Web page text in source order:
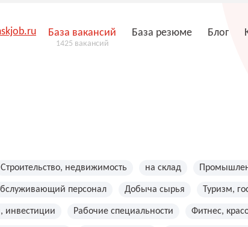
База вакансий
1425 вакансий
База резюме Блог
Строительство, недвижимость на склад
персонал Добыча сырья Туризм,
инвестиции Рабочие специальности Фитнес,